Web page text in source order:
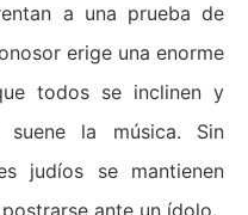
a una prueba de
erige una enorme
todos se inclinen y
la música. Sin
judíos se mantienen